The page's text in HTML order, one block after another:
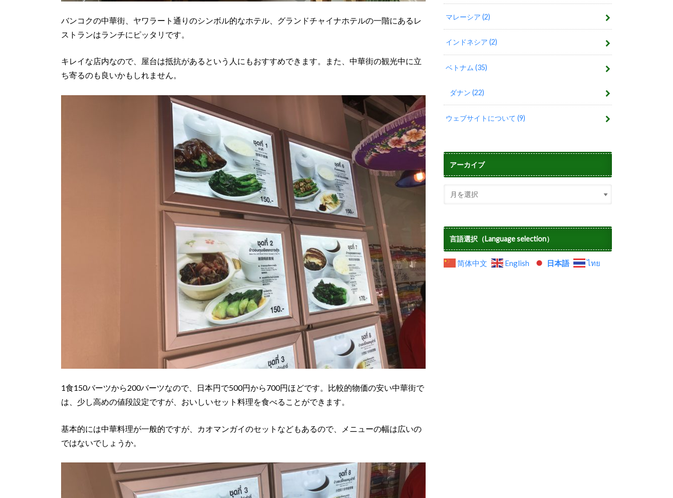
バンコクの中華街、ヤワラート通りのシンボル的なホテル、グランドチャイナホテルの一階にあるレ
ストランはランチにピッタリです。
キレイな店内なので、屋台は抵抗があるという人にもおすすめできます。また、中華街の観光中に立
ち寄るのも良いかもしれません。
1食150バーツから200バーツなので、日本円で500円から700円ほどです。比較的物価の安い中華街で
は、少し高めの値段設定ですが、おいしいセット料理を食べることができます。
基本的には中華料理が一般的ですが、カオマンガイのセットなどもあるので、メニューの幅は広いの
ではないでしょうか。
マレーシア(2)
インドネシア(2)
ベトナム(35)
ダナン (22)
ウェブサイトについて(9)
アーカイブ
言語選択（Language selection）
简体中文 English 日本語 ไทย